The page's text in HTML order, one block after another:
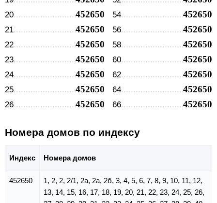
20 452650
21 452650
22 452650
23 452650
24 452650
25 452650
26 452650
54 452650
56 452650
58 452650
60 452650
62 452650
64 452650
66 452650
Номера домов по индексу
Индекс Номера домов
452650
1, 2, 2, 2/1, 2а, 2а, 2б, 3, 4, 5, 6, 7, 8, 9, 10, 11, 12,
13, 14, 15, 16, 17, 18, 19, 20, 21, 22, 23, 24, 25, 26,